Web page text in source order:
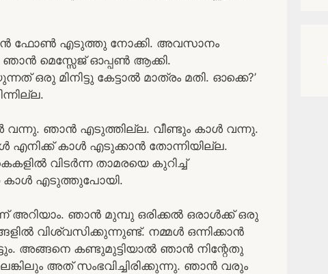
ഫോൺ എടുത്തു നോക്കി. അവസാനം
മെസ്സേജ് ഓപ്പൺ ആക്കി.
ഒരു മിനിട്ടു കേട്ടാൽ മാത്രം മതി. ഓക്കെ?’
ഞാൻ എടുത്തില്ല. വീണ്ടും കാൾ വന്നു.
കാൾ എടുക്കാൻ തോന്നിയില്ല.
വിടർന്ന താമരയെ കുറിച്ച്
കാൾ എടുത്തുപോയി.
ഞാൻ മുമ്പു ഒരിക്കൽ ഒരാൾക്ക് ഒരു
വിശ്വസിക്കുന്നുണ്ട്. നമ്മൾ ഒന്നിക്കാൻ
അങ്ങനെ കണ്ടുമുട്ടിയാൽ ഞാൻ നിന്റേതു
അത് സംഭവിച്ചിരിക്കുന്നു. ഞാൻ വരും